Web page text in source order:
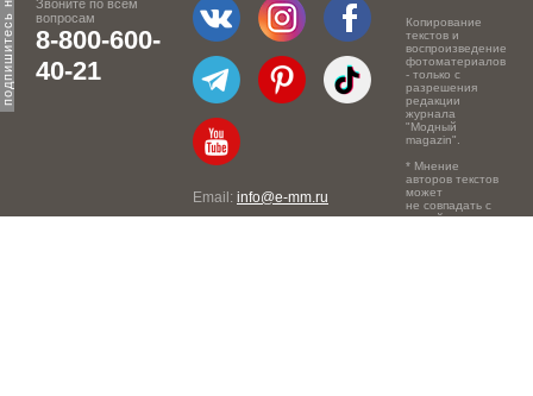
Звоните по всем
вопросам
8-800-600-
40-21
Email: info@e-mm.ru
Копирование
текстов и
воспроизведение
фотоматериалов
- только с
разрешения
редакции
журнала
"Модный
magazin".
* Мнение
авторов текстов
может
не совпадать с
точкой зрения